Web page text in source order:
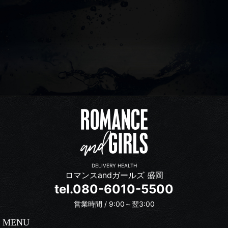
DELIVERY HEALTH
ロマンスandガールズ 盛岡
tel.080-6010-5500
営業時間 / 9:00～翌3:00
MENU